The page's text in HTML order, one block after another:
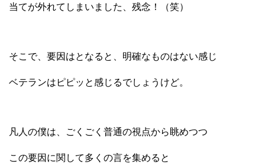
当てが外れてしまいました、残念！（笑）
そこで、要因はとなると、明確なものはない感じ
ベテランはピピッと感じるでしょうけど。
凡人の僕は、ごくごく普通の視点から眺めつつ
この要因に関して多くの言を集めると